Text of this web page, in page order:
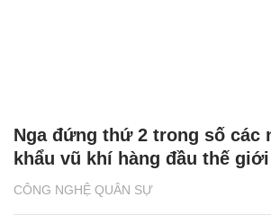
CÔNG NGHỆ QUÂN SỰ
Nga đứng thứ 2 trong số các
khẩu vũ khí hàng đầu thế giới